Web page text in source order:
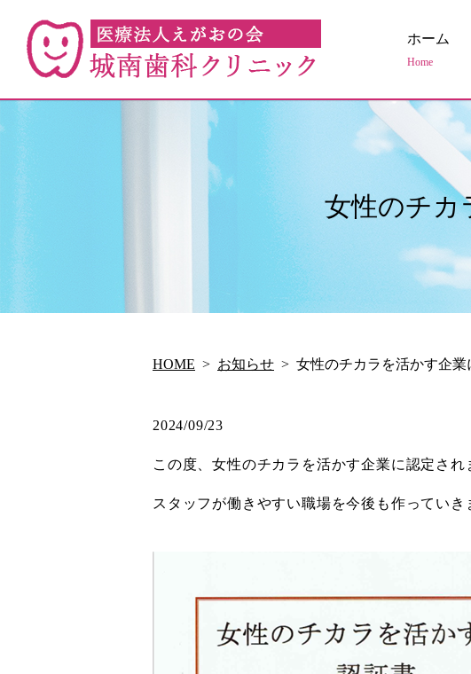
ホーム
Home
女性のチカ
HOME お知らせ 女性のチカラを活かす企業
2024/09/23
この度、女性のチカラを活かす企業に認定され
スタッフが働きやすい職場を今後も作っていき